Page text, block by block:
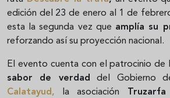
edición del 23 de enero al 1 de
esta la segunda vez que amplía su
reforzando así su proyección nacional.
El evento cuenta con el patrocinio de
sabor de verdad del Gobierno
Calatayud, la asociación Truzarfa